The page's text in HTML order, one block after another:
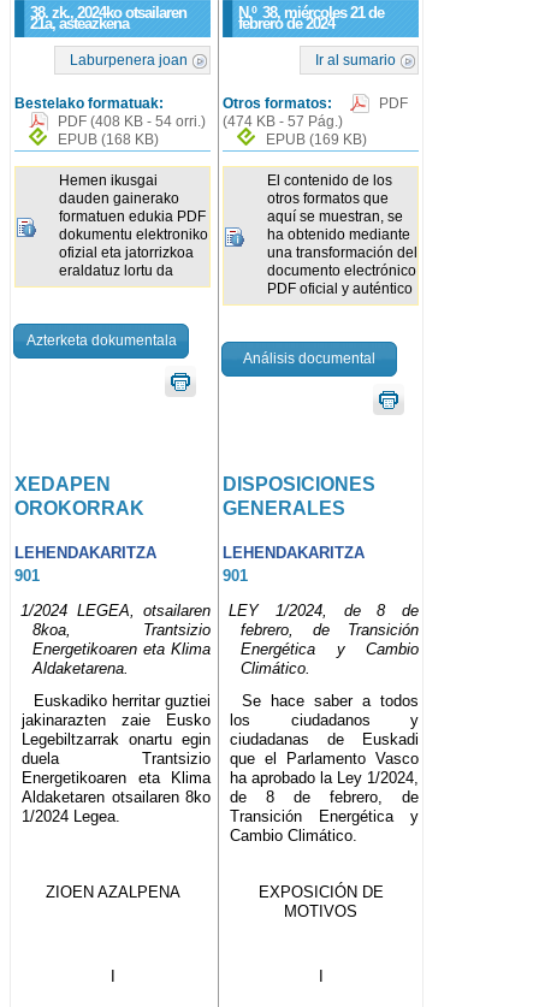
38. zk., 2024ko otsailaren
21a, asteazkena
N.º 38, miércoles 21 de
febrero de 2024
Laburpenera joan
Bestelako formatuak:
PDF (408 KB - 54 orri.)
EPUB (168 KB)
Hemen ikusgai
dauden gainerako
formatuen edukia PDF
dokumentu elektroniko
ofizial eta jatorrizkoa
eraldatuz lortu da
Azterketa dokumentala
Ir al sumario
Otros formatos:
PDF
(474 KB - 57 Pág.)
EPUB(169 KB)
El contenido de los
otros formatos que
aquí se muestran, se
ha obtenido mediante
una transformación del
documento electrónico
PDF oficial y auténtico
Análisis documental
XEDAPEN
OROKORRAK
DISPOSICIONES
GENERALES
LEHENDAKARITZA
LEHENDAKARITZA
901
901
1/2024 LEGEA, otsailaren
8koa, Trantsizio
Energetikoaren eta Klima
Aldaketarena.
LEY 1/2024, de 8 de
febrero, de Transición
Energética y Cambio
Climático.
Euskadiko herritar guztiei
jakinarazten zaie Eusko
Legebiltzarrak onartu egin
duela Trantsizio
Energetikoaren eta Klima
Aldaketaren otsailaren 8ko
1/2024 Legea.
Se hace saber a todos
los ciudadanos y
ciudadanas de Euskadi
que el Parlamento Vasco
ha aprobado la Ley 1/2024,
de 8 de febrero, de
Transición Energética y
Cambio Climático.
ZIOEN AZALPENA
EXPOSICIÓN DE
MOTIVOS